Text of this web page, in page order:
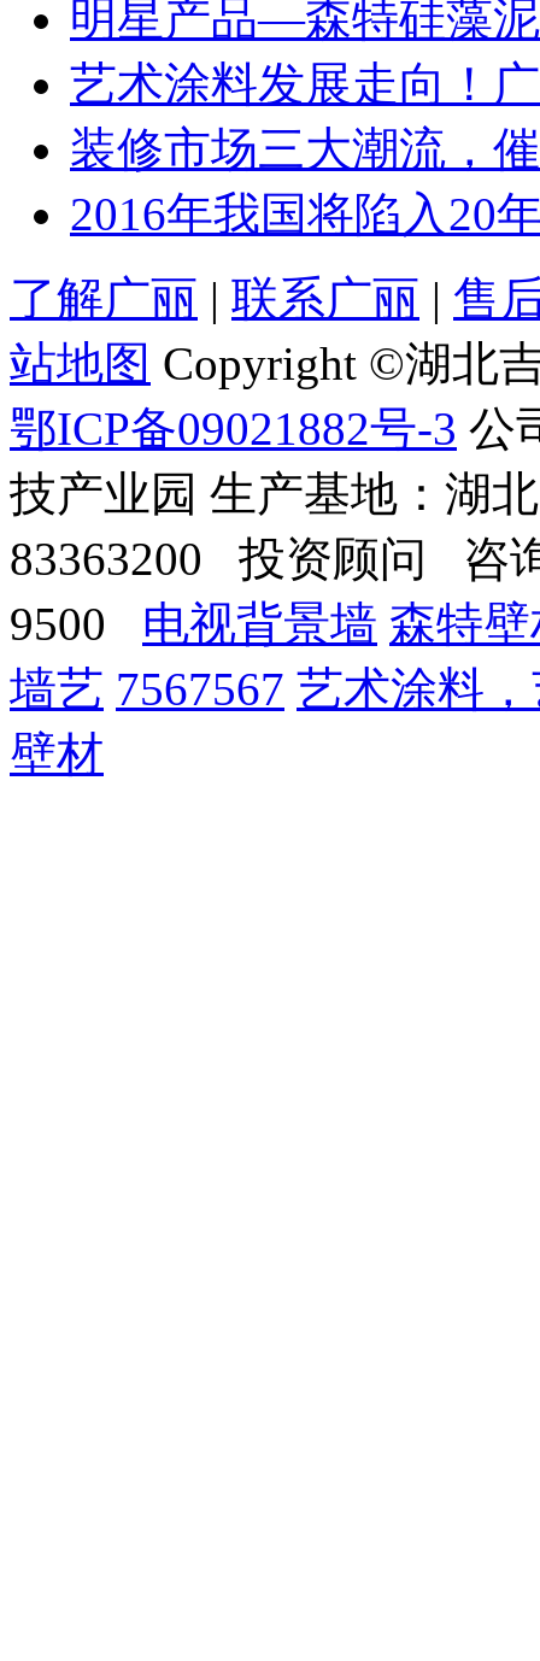
明星产品—森特硅藻
艺术涂料发展走向！
装修市场三大潮流，
2016年我国将陷入20
了解广丽 | 联系广丽 | 售
站地图 Copyright ©湖北
鄂ICP备09021882号-3 公
技产业园 生产基地：湖
83363200 投资顾问 咨
9500 电视背景墙 森特
墙艺 7567567 艺术涂料
壁材